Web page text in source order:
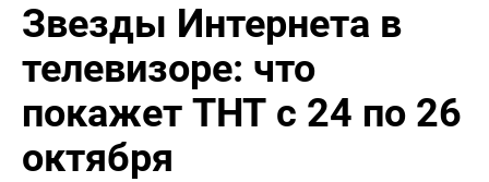
Звезды Интернета в
телевизоре: что
покажет ТНТ с 24 по 26
октября